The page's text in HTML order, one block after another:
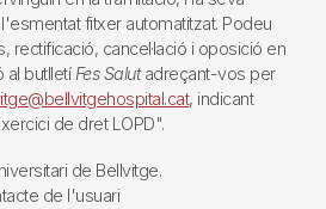
fitxer automatitzat. Podeu
rectificació, cancel·lació i oposició en
al butlletí Fes Salutadreçant-vos per
, indicant
de dret LOPD".
de Bellvitge.
de l'usuari